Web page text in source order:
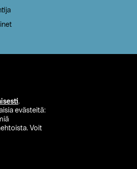
.
evästeitä:
Voit